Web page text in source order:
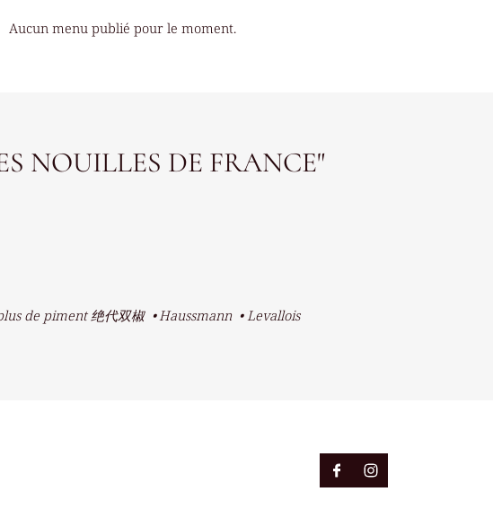
Aucun menu publié pour le moment.
NOUILLES DE FRANCE"
de piment 绝代双椒 Haussmann
Levallois